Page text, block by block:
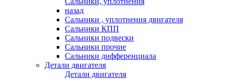
назад
Сальники , уплотнения двигателя
Сальники КПП
Сальники подвески
Сальники прочие
Сальники дифференциала
Детали двигателя
Детали двигателя